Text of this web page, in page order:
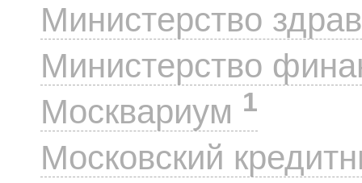
Министерство
Министерство
Москвариум 1
Московский